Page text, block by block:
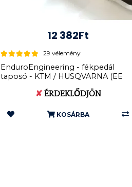
12 382Ft
29 vélemény
EnduroEngineering - fékpedál
taposó - KTM / HUSQVARNA (EE
✘ÉRDEKLŐDJÖN
KOSÁRBA